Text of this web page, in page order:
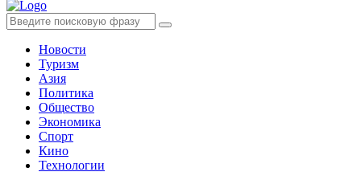
Новости
Туризм
Азия
Политика
Общество
Экономика
Спорт
Кино
Технологии